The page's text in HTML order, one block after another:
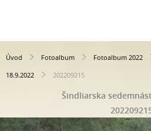
Úvod Fotoalbum Fotoalbum 2022
18.9.2022
202209215
Šindliarska